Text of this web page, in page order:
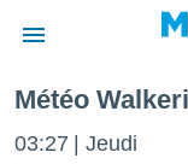
Météo
03:27 Jeudi